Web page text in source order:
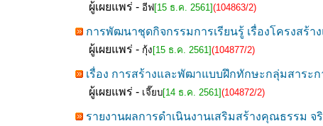
ผู้เผยแพร่ - อีฟ [15 ธ.ค. 2561](104863/2)
การพัฒนาชุดกิจกรรมการเรียนรู้ เรื่องโครงสร้
ผู้เผยแพร่ - กุ้ง [15 ธ.ค. 2561](104877/2)
เรื่อง การสร้างและพัฒาแบบฝึกทักษะกลุ่มสาร
ผู้เผยแพร่ - เจี๊ยบ[14 ธ.ค. 2561](104872/2)
รายงานผลการดำเนินงานเสริมสร้างคุณธรรม จ